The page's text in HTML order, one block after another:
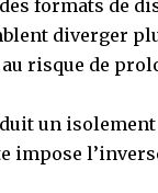
formats de
diverger
risque de
un
impose